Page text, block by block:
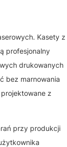
Kasety z
profesjonalny
drukowanych
bez marnowania
z
przy produkcji